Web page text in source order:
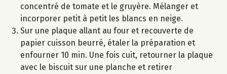
concentré de tomate et le gruyère. Mélanger et
incorporer petit à petit les blancs en neige.
Sur une plaque allant au four et recouverte de
papier cuisson beurré, étaler la préparation et
enfourner 10 min. Une fois cuit, retourner la plaque
avec le biscuit sur une planche et retirer